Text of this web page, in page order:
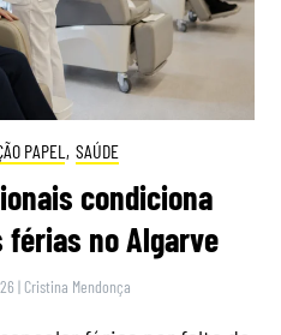
PAPEL , SAÚDE
condiciona
férias no Algarve
| Cristina Mendonça